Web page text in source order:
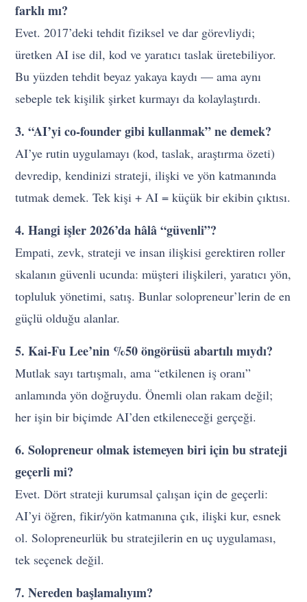
farklı mı?
Evet. 2017’deki tehdit fiziksel ve dar görevliydi;
üretken AI ise dil, kod ve yaratıcı taslak üretebiliyor.
Bu yüzden tehdit beyaz yakaya kaydı — ama aynı
sebeple tek kişilik şirket kurmayı da kolaylaştırdı.
3. “AI’yi co-founder gibi kullanmak” ne demek?
AI’ye rutin uygulamayı (kod, taslak, araştırma özeti)
devredip, kendinizi strateji, ilişki ve yön katmanında
tutmak demek. Tek kişi + AI = küçük bir ekibin çıktısı.
4. Hangi işler 2026’da hâlâ “güvenli”?
Empati, zevk, strateji ve insan ilişkisi gerektiren roller
skalanın güvenli ucunda: müşteri ilişkileri, yaratıcı yön,
topluluk yönetimi, satış. Bunlar solopreneur’lerin de en
güçlü olduğu alanlar.
5. Kai-Fu Lee’nin %50 öngörüsü abartılı mıydı?
Mutlak sayı tartışmalı, ama “etkilenen iş oranı”
anlamında yön doğruydu. Önemli olan rakam değil;
her işin bir biçimde AI’den etkileneceği gerçeği.
6. Solopreneur olmak istemeyen biri için bu strateji
geçerli mi?
Evet. Dört strateji kurumsal çalışan için de geçerli:
AI’yi öğren, fikir/yön katmanına çık, ilişki kur, esnek
ol. Solopreneurlük bu stratejilerin en uç uygulaması,
tek seçenek değil.
7. Nereden başlamalıyım?